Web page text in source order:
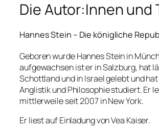
Die Autor:Innen und
Hannes Stein – Die königliche
Geboren wurde Hannes Stein in
aufgewachsen ist er in Salzburg, hat
Schottland und in Israel gelebt und
Anglistik und Philosophie studiert. Er
mittlerweile seit 2007 in New York.
Er liest auf Einladung von Vea Kaiser.